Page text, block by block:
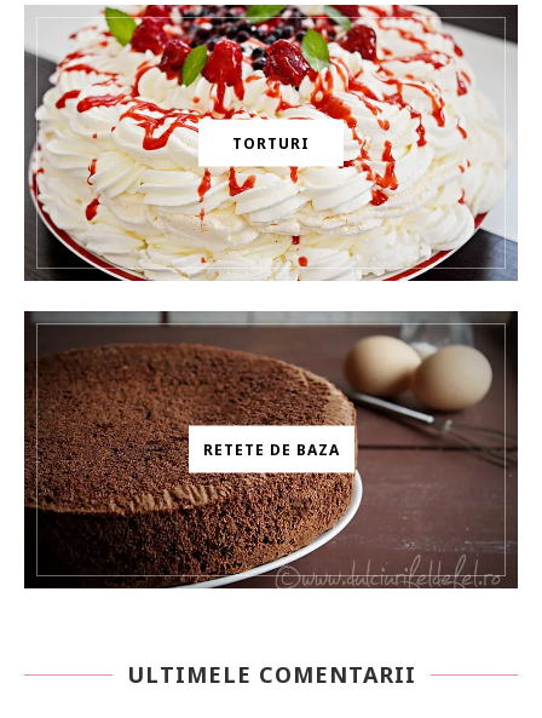
TORTURI
RETETE DE BAZA
ULTIMELE COMENTARII